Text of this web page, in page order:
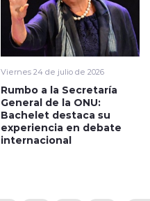
Viernes 24 de julio de 2026
Rumbo a la Secretaría
General de la ONU:
Bachelet destaca su
experiencia en debate
internacional